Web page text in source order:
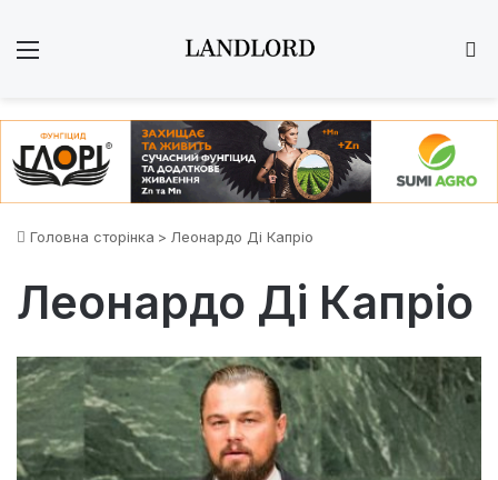
Головна сторінка > Леонардо Ді Капріо
Леонардо Ді Капріо